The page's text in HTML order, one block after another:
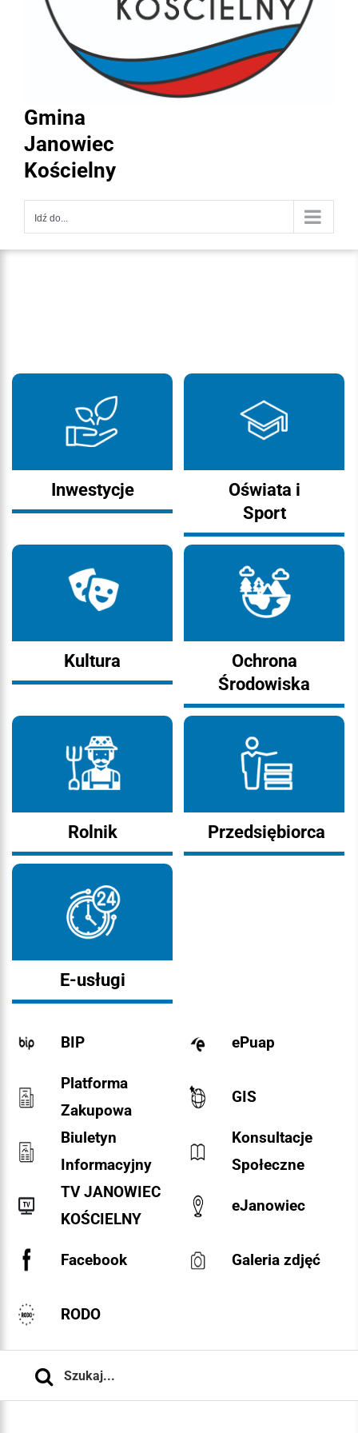
Gmina
Janowiec
Kościelny
Idź do...
Inwestycje
Oświata i
Sport
Kultura
Ochrona
Środowiska
Rolnik Przedsiębiorca
E-usługi
BIP ePuap
Platforma
Zakupowa
GIS
Biuletyn
Informacyjny
Konsultacje
Społeczne
TV JANOWIEC
KOŚCIELNY
eJanowiec
Facebook Galeria zdjęć
RODO